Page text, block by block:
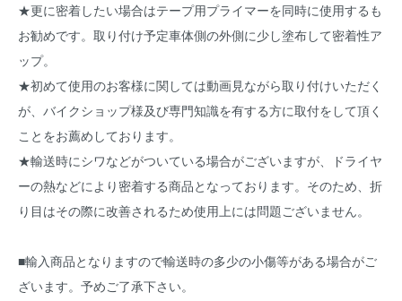
★更に密着したい場合はテープ用プライマーを同時に使用するも
お勧めです。取り付け予定車体側の外側に少し塗布して密着性ア
ップ。
★初めて使用のお客様に関しては動画見ながら取り付けいただく
が、バイクショップ様及び専門知識を有する方に取付をして頂く
ことをお薦めしております。
★輸送時にシワなどがついている場合がございますが、ドライヤ
ーの熱などにより密着する商品となっております。そのため、折
り目はその際に改善されるため使用上には問題ございません。
■輸入商品となりますので輸送時の多少の小傷等がある場合がご
ざいます。予めご了承下さい。